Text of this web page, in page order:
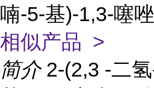
喃-5-基)-1,3-噻
相似产品 >
简介 2-(2,3 -二